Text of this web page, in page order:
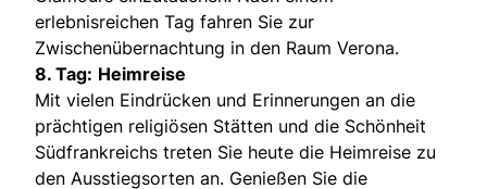
erlebnisreichen Tag fahren Sie zur
Zwischenübernachtung in den Raum Verona.
8. Tag: Heimreise
Mit vielen Eindrücken und Erinnerungen an die
prächtigen religiösen Stätten und die Schönheit
Südfrankreichs treten Sie heute die Heimreise zu
den Ausstiegsorten an. Genießen Sie die